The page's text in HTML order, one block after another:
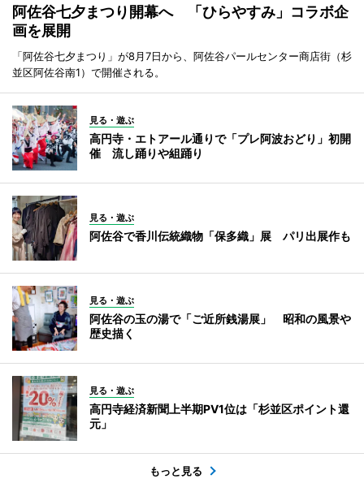
阿佐谷七夕まつり開幕へ 「ひらやすみ」コラボ企
画を展開
「阿佐谷七夕まつり」が8月7日から、阿佐谷パールセンター商店街（杉
並区阿佐谷南1）で開催される。
見る・遊ぶ
高円寺・エトアール通りで「プレ阿波おどり」初開
催 流し踊りや組踊り
見る・遊ぶ
阿佐谷で香川伝統織物「保多織」展 パリ出展作も
見る・遊ぶ
阿佐谷の玉の湯で「ご近所銭湯展」 昭和の風景や
歴史描く
見る・遊ぶ
高円寺経済新聞上半期PV1位は「杉並区ポイント還
元」
もっと見る